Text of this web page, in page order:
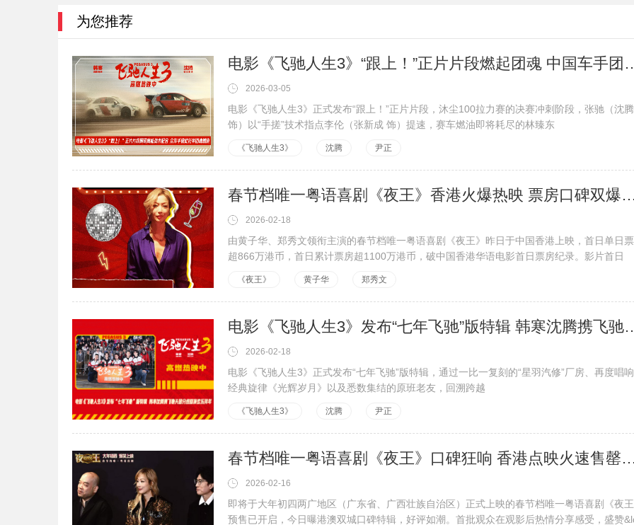
为您推荐
电影《飞驰人生3》“跟上
2026-03-05
电影《飞驰人生3》正式发布“跟上！”正片片段，沐尘100拉力赛的决赛冲刺阶段，张驰（沈腾
饰）以“手搓”技术指点李伦（张新成 饰）提速，赛车燃油即将耗尽的林臻东
《飞驰人生3》 沈腾 尹正
春节档唯一粤语喜剧《夜王》香港火爆
2026-02-18
由黄子华、郑秀文领衔主演的春节档唯一粤语喜剧《夜王》昨日于中国香港上映，首日单日
超866万港币，首日累计票房超1100万港币，破中国香港华语电影首日票房纪录。影片首日
《夜王》 黄子华 郑秀文
电影《飞驰人生3》发布“七
2026-02-18
电影《飞驰人生3》正式发布“七年飞驰”版特辑，通过一比一复刻的“星羽汽修”厂房、再度唱
经典旋律《光辉岁月》以及悉数集结的原班老友，回溯跨越
《飞驰人生3》 沈腾 尹正
春节档唯一粤语喜剧《夜王》口碑狂
2026-02-16
即将于大年初四两广地区（广东省、广西壮族自治区）正式上映的春节档唯一粤语喜剧《夜
预售已开启，今日曝港澳双城口碑特辑，好评如潮。首批观众在观影后热情分享感受，盛赞